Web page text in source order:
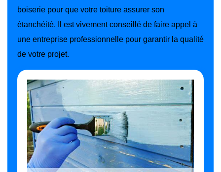
boiserie pour que votre toiture assurer son
étanchéité. Il est vivement conseillé de faire appel à
une entreprise professionnelle pour garantir la qualité
de votre projet.